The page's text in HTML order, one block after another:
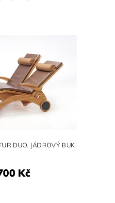
DUO, JÁDROVÝ BUK
Kč